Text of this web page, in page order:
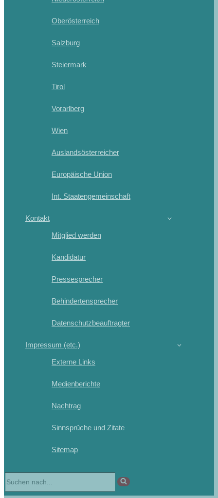
Oberösterreich
Salzburg
Steiermark
Tirol
Vorarlberg
Wien
Auslandsösterreicher
Europäische Union
Int. Staatengemeinschaft
Kontakt
Mitglied werden
Kandidatur
Pressesprecher
Behindertensprecher
Datenschutzbeauftragter
Impressum (etc.)
Externe Links
Medienberichte
Nachtrag
Sinnsprüche und Zitate
Sitemap